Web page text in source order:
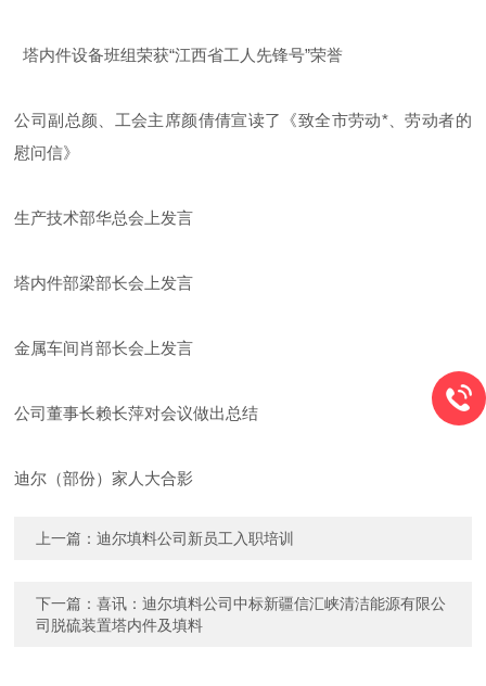
塔内件设备班组荣获“江西省工人先锋号”荣誉
公司副总颜、工会主席颜倩倩宣读了《致全市劳动*、劳动者的
慰问信》
生产技术部华总会上发言
塔内件部梁部长会上发言
金属车间肖部长会上发言
公司董事长赖长萍对会议做出总结
迪尔（部份）家人大合影
上一篇：迪尔填料公司新员工入职培训
下一篇：喜讯：迪尔填料公司中标新疆信汇峡清洁能源有限公
司脱硫装置塔内件及填料